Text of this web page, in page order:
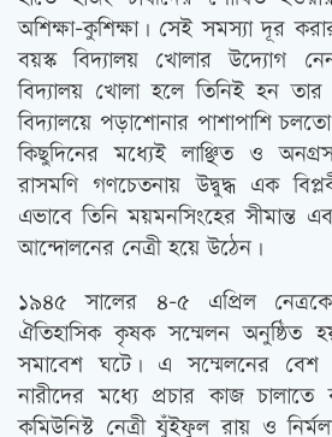
অশিক্ষা-কুশিক্ষা। সেই সমস্যা দূর
বয়স্ক বিদ্যালয় খোলার উদ্যোগ
বিদ্যালয় খোলা হলে তিনিই হন
বিদ্যালয়ে পড়াশোনার পাশাপাশি
কিছুদিনের মধ্যেই লাঞ্ছিত ও
রাসমণি গণচেতনায় উদ্বুদ্ধ এক
এভাবে তিনি ময়মনসিংহের সীমান্ত
আন্দোলনের নেত্রী হয়ে উঠেন।
১৯৪৫ সালের ৪-৫ এপ্রিল
ঐতিহাসিক কৃষক সম্মেলন
সমাবেশ ঘটে। এ সম্মেলনের
নারীদের মধ্যে প্রচার কাজ
কমিউনিস্ট নেত্রী যুঁইফুল রায় ও